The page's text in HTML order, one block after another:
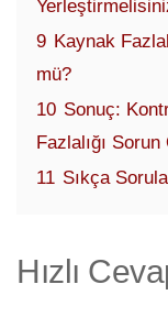
9 Kaynak
mü?
10 Sonuç:
Fazlalığı
11 Sıkça
Hızlı